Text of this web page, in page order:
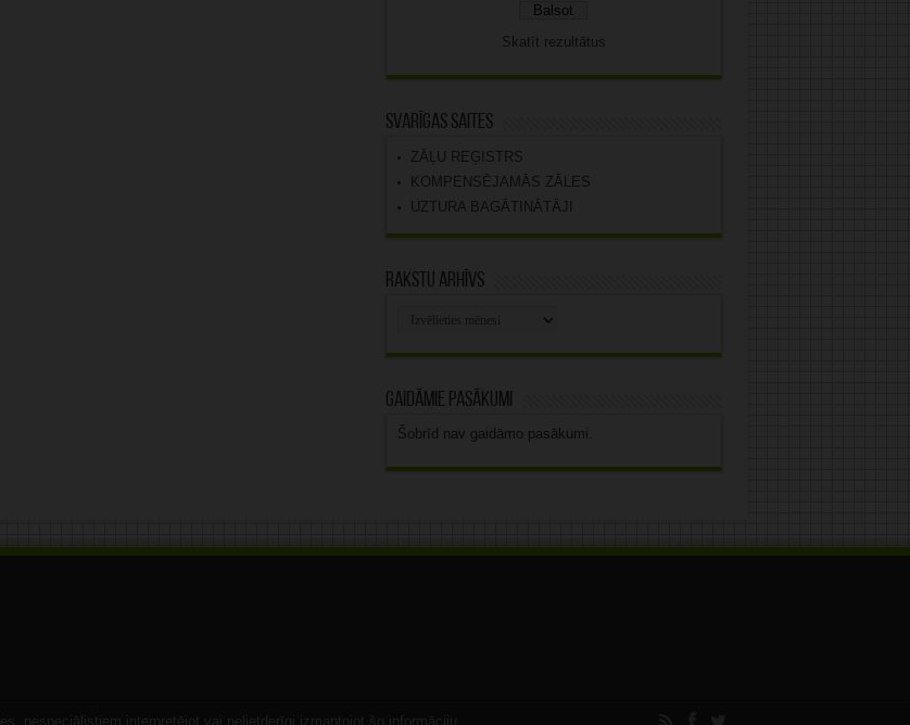
Skatīt rezultātus
Svarīgas saites
ZĀĻU REĢISTRS
KOMPENSĒJAMĀS ZĀLES
UZTURA BAGĀTINĀTĀJI
Rakstu arhīvs
Gaidāmie pasākumi
Šobrīd nav gaidāmo pasākumi.
nespeciālistiem interpretējot vai nelietderīgi izmantojot šo informāciju.